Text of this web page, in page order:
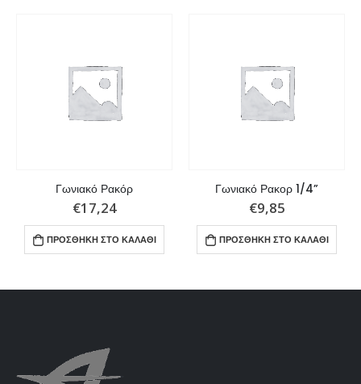
Γωνιακό Ρακόρ
€17,24
ΠΡΟΣΘΉΚΗ ΣΤΟ ΚΑΛΆΘΙ
Γωνιακό Ρακορ 1/4”
€9,85
ΠΡΟΣΘΉΚΗ ΣΤΟ ΚΑΛΆΘΙ